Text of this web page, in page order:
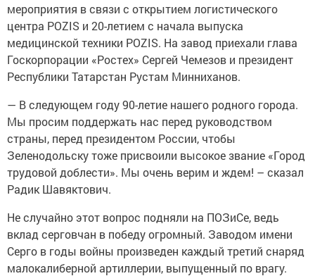
мероприятия в связи с открытием логистического
центра POZIS и 20-летием с начала выпуска
медицинской техники POZIS. На завод приехали глава
Госкорпорации «Ростех» Сергей Чемезов и президент
Республики Татарстан Рустам Минниханов.
— В следующем году 90-летие нашего родного города.
Мы просим поддержать нас перед руководством
страны, перед президентом России, чтобы
Зеленодольску тоже присвоили высокое звание «Город
трудовой доблести». Мы очень верим и ждем! – сказал
Радик Шавяктович.
Не случайно этот вопрос подняли на ПОЗиСе, ведь
вклад серговчан в победу огромный. За­водом имени
Серго в годы войны произведен каждый третий снаряд
малокалиберной артиллерии, выпущенный по врагу.